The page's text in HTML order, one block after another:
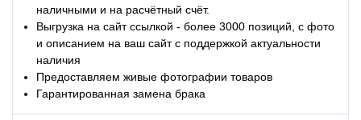
наличными и на расчётный счёт.
Выгрузка на сайт ссылкой - более 3000 позиций, с фото
и описанием на ваш сайт с поддержкой актуальности
наличия
Предоставляем живые фотографии товаров
Гарантированная замена брака